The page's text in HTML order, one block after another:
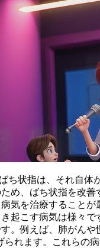
ち状指は、それ自体
め、ばち状指を改善
気を治療することが
起こす病気は様々で
す。例えば、肺がんや
られます。これらの